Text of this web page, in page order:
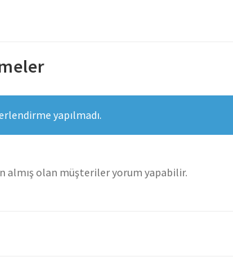
yapılmadı.
almış olan müşteriler yorum yapabilir.